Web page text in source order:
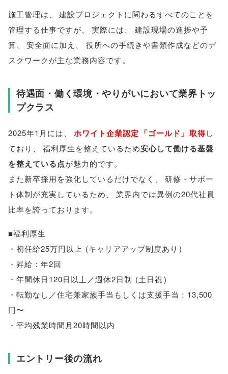
施工管理は
建設プロジェクトに関わるすべてのことを
管理する仕事ですが
実際には
建設現場の進捗や予
算
安全面に加え
役所への手続きや書類作成などのデ
スクワークが主な業務内容です。
待遇面・働く環境・やりがいにおいて業界トッ
プクラス
2025年1月には ホワイト企業認定 「ゴールド 」 取得し
ており
福利厚生を整えているため安心して働ける基盤
を整えている点が魅力的です。
また新卒採用を強化しているだけでなく
研修・サポー
ト体制が充実しているため
業界内では異例の20代社員
比率を誇っております。
■福利厚生
・初任給25万円以上 (キャリアアップ制度あり )
・昇給：年2回
・年間休日120日以上／週休2日制 (土日祝)
・転勤なし／住宅兼家族手当もしくは支援手当：13,500
円〜
・平均残業時間月20時間以内
エントリー後の流れ